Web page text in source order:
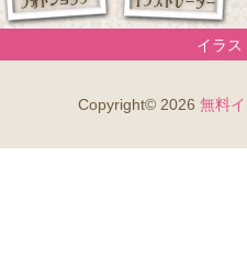
録 イラス
Copyright© 2026 無料